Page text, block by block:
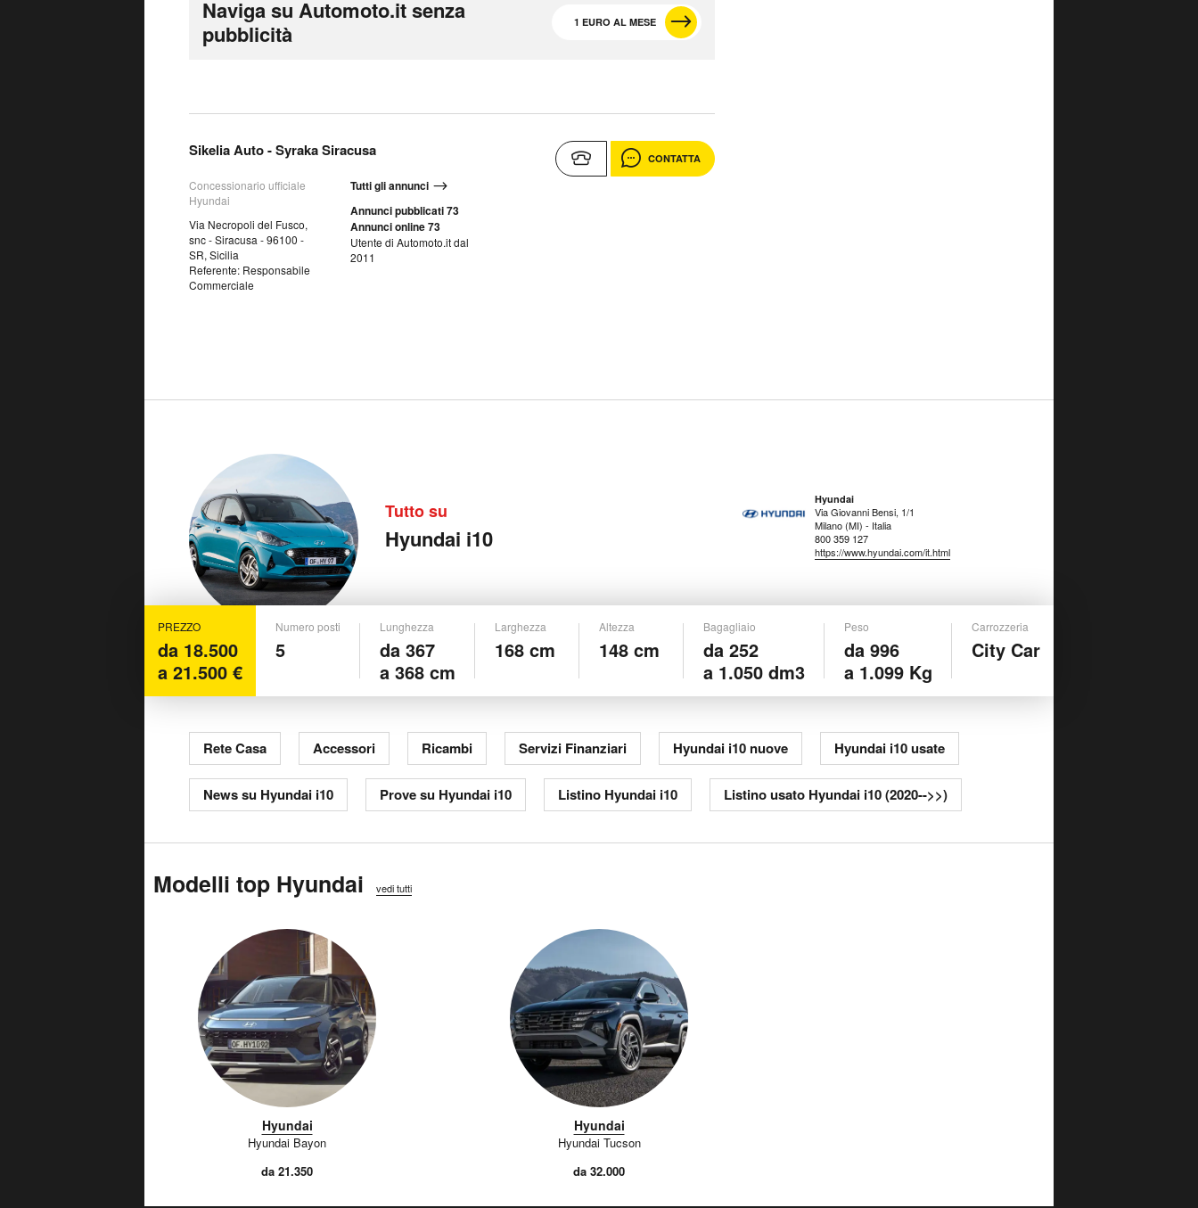
Naviga su Automoto.it senza
pubblicità
1 EURO AL MESE
Sikelia Auto - Syraka Siracusa
Concessionario ufficiale
Hyundai
Via Necropoli del Fusco,
snc - Siracusa - 96100 -
SR, Sicilia
Referente: Responsabile
Commerciale
Tutti gli annunci
Annunci pubblicati 73
Annunci online 73
Utente di Automoto.it dal
2011
CONTATTA
Tutto su
Hyundai i10
Hyundai
Via Giovanni Bensi, 1/1
Milano (MI) - Italia
800 359 127
https://www.hyundai.com/it.html
PREZZO
da 18.500
a 21.500 €
Numero posti
5
Lunghezza
da 367
a 368 cm
Larghezza
168 cm
Altezza
148 cm
Bagagliaio
da 252
a 1.050 dm3
Peso
da 996
a 1.099 Kg
Carrozzeria
City Car
Rete Casa Accessori Ricambi Servizi Finanziari Hyundai i10 nuove Hyundai i10 usate
News su Hyundai i10 Prove su Hyundai i10 Listino Hyundai i10 Listino usato Hyundai i10 (2020-->>)
Modelli top Hyundai vedi tutti
Hyundai
Hyundai Bayon
da 21.350
Hyundai
Hyundai Tucson
da 32.000